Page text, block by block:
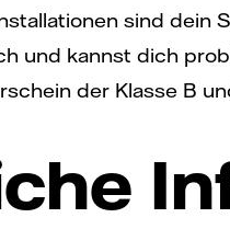
sind dein
und kannst dich
der Klasse B